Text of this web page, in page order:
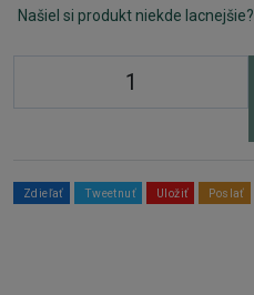
Našiel si produkt niekde lacnejšie?
Zdieľať Tweetnuť Uložiť Poslať